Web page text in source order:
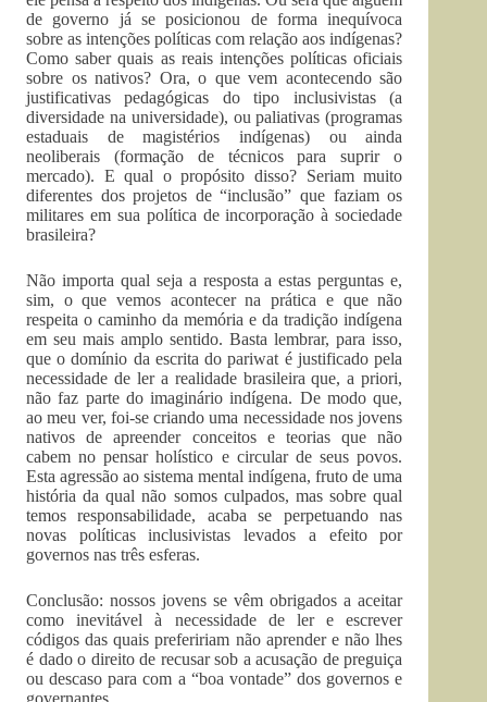
de governo já se posicionou de forma inequívoca
sobre as intenções políticas com relação aos indígenas?
Como saber quais as reais intenções políticas oficiais
sobre os nativos? Ora, o que vem acontecendo são
justificativas pedagógicas do tipo inclusivistas (a
diversidade na universidade), ou paliativas (programas
estaduais de magistérios indígenas) ou ainda
neoliberais (formação de técnicos para suprir o
mercado). E qual o propósito disso? Seriam muito
diferentes dos projetos de “inclusão” que faziam os
militares em sua política de incorporação à sociedade
brasileira?
Não importa qual seja a resposta a estas perguntas e,
sim, o que vemos acontecer na prática e que não
respeita o caminho da memória e da tradição indígena
em seu mais amplo sentido. Basta lembrar, para isso,
que o domínio da escrita do pariwat é justificado pela
necessidade de ler a realidade brasileira que, a priori,
não faz parte do imaginário indígena. De modo que,
ao meu ver, foi-se criando uma necessidade nos jovens
nativos de apreender conceitos e teorias que não
cabem no pensar holístico e circular de seus povos.
Esta agressão ao sistema mental indígena, fruto de uma
história da qual não somos culpados, mas sobre qual
temos responsabilidade, acaba se perpetuando nas
novas políticas inclusivistas levados a efeito por
governos nas três esferas.
Conclusão: nossos jovens se vêm obrigados a aceitar
como inevitável à necessidade de ler e escrever
códigos das quais prefeririam não aprender e não lhes
é dado o direito de recusar sob a acusação de preguiça
ou descaso para com a “boa vontade” dos governos e
governantes.